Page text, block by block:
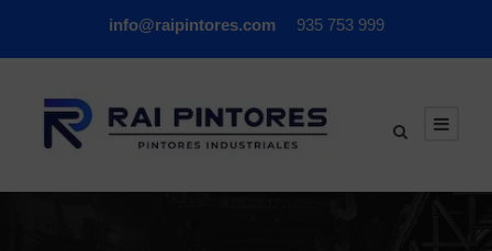
info@raipintores.com 935 753 999